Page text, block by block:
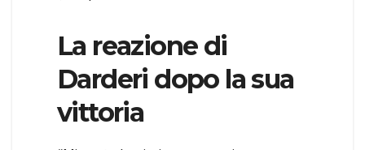
La reazione di
Darderi dopo la sua
vittoria